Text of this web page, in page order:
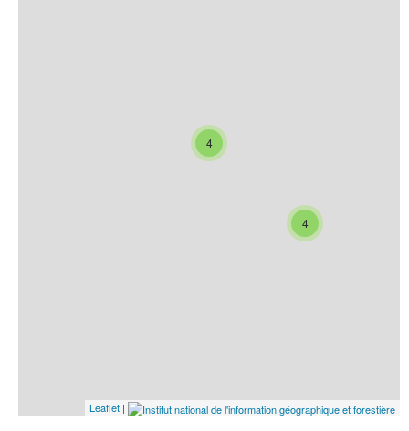
4
4
Leaflet |